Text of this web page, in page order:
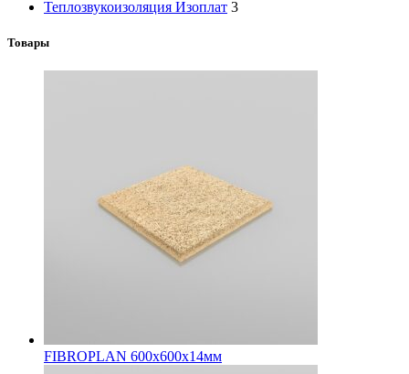
Теплозвукоизоляция Изоплат 3
Товары
FIBROPLAN 600х600х14мм